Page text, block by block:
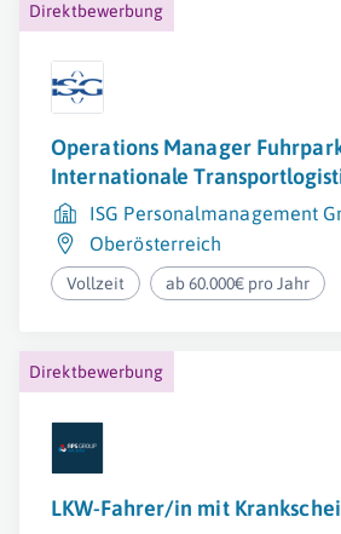
Direktbewerbung
Operations Manager
Internationale
ISG Personalmanagement
Oberösterreich
Vollzeit ab 60.000€ pro Jahr
Direktbewerbung
LKW-Fahrer/in mit